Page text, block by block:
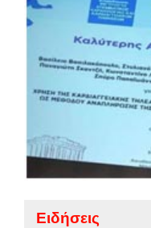
Ειδήσεις